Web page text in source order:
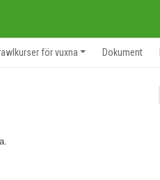
för vuxna Dokument